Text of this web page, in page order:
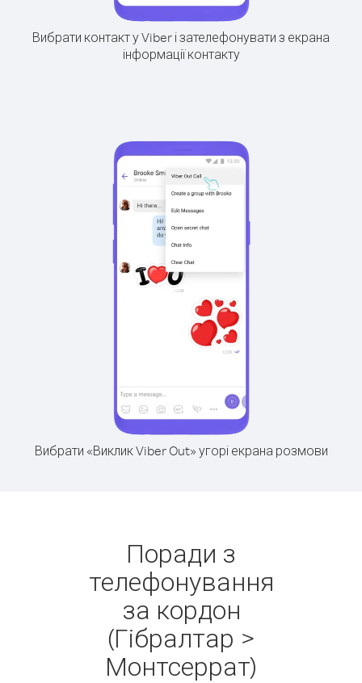
Вибрати контакт у Viber і зателефонувати з екрана
інформації контакту
Вибрати «Виклик Viber Out» угорі екрана розмови
Поради з
телефонування
за кордон
(Гібралтар >
Монтсеррат)